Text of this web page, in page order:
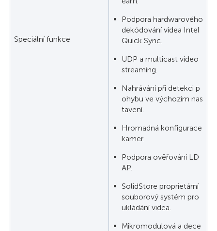
Speciální funkce
Podpora hardwarového
dekódování videa Intel
Quick Sync.
UDP a multicast video
streaming.
Nahrávání při detekci p
ohybu ve výchozím nas
tavení.
Hromadná konfigurace
kamer.
Podpora ověřování LD
AP.
SolidStore proprietární
souborový systém pro
ukládání videa.
Mikromodulová a dece